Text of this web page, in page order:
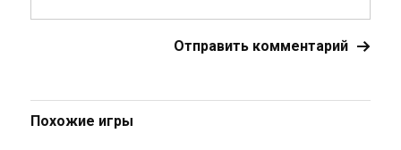
Похожие игры